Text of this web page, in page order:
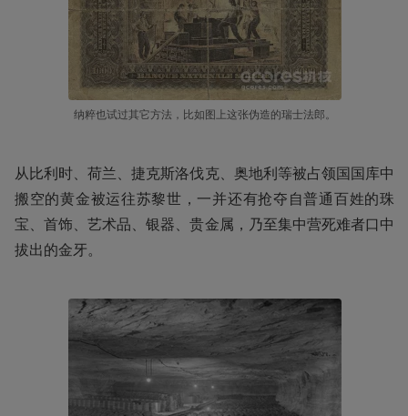
纳粹也试过其它方法，比如图上这张伪造的瑞士法郎。
从比利时、荷兰、捷克斯洛伐克、奥地利等被占领国国库中
搬空的黄金被运往苏黎世，一并还有抢夺自普通百姓的珠
宝、首饰、艺术品、银器、贵金属，乃至集中营死难者口中
拔出的金牙。